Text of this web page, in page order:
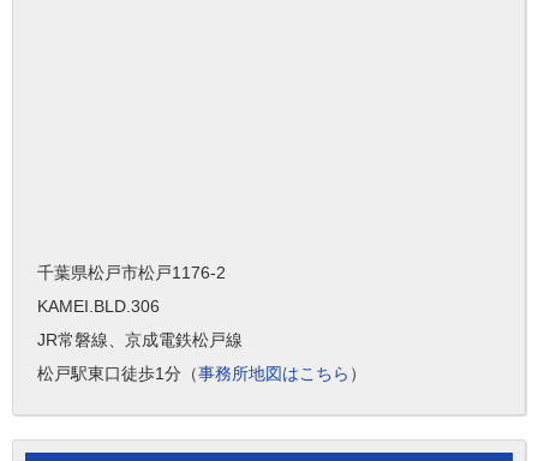
千葉県松戸市松戸1176-2
KAMEI.BLD.306
JR常磐線、京成電鉄松戸線
松戸駅東口徒歩1分（事務所地図はこちら ）